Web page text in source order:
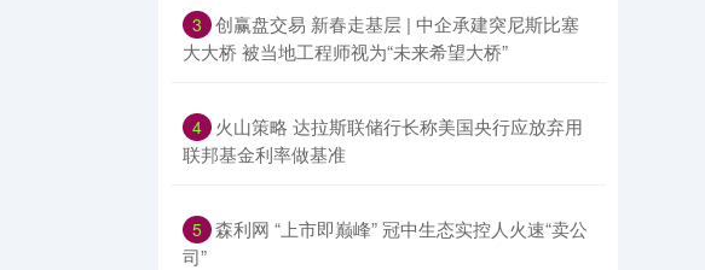
3 创赢盘交易 新春走基层 | 中企承建突尼斯比塞
大大桥 被当地工程师视为“未来希望大桥”
4 火山策略 达拉斯联储行长称美国央行应放弃用
联邦基金利率做基准
5 森利网 “上市即巅峰” 冠中生态实控人火速“卖公
司”